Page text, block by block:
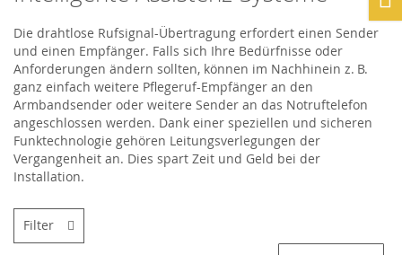
Die drahtlose Rufsignal-Übertragung erfordert einen Sender
und einen Empfänger. Falls sich Ihre Bedürfnisse oder
Anforderungen ändern sollten, können im Nachhinein z. B.
ganz einfach weitere Pflegeruf-Empfänger an den
Armbandsender oder weitere Sender an das Notruftelefon
angeschlossen werden. Dank einer speziellen und sicheren
Funktechnologie gehören Leitungsverlegungen der
Vergangenheit an. Dies spart Zeit und Geld bei der
Installation.
Filter